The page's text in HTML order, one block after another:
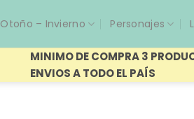
Otoño – Invierno Personajes
MINIMO DE COMPRA 3
ENVIOS A TODO EL PAÍS